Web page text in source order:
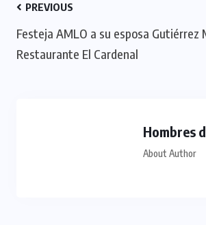
PREVIOUS
Festeja AMLO a su esposa Gutiérrez
Restaurante El Cardenal
Hombres
About Author